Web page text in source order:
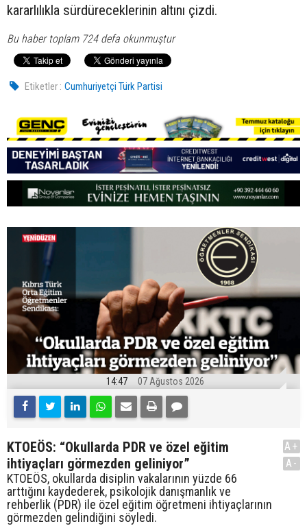
kararlılıkla sürdüreceklerinin altını çizdi.
Bu haber toplam 724 defa okunmuştur
Etiketler : Cumhuriyetçi Türk Partisi
14:47 07 Ağustos 2026
KTOEÖS: “Okullarda PDR ve özel eğitim
ihtiyaçları görmezden geliniyor”
KTOEÖS, okullarda disiplin vakalarının yüzde 66
arttığını kaydederek, psikolojik danışmanlık ve
rehberlik (PDR) ile özel eğitim öğretmeni ihtiyaçlarının
görmezden gelindiğini söyledi.
A+
A-